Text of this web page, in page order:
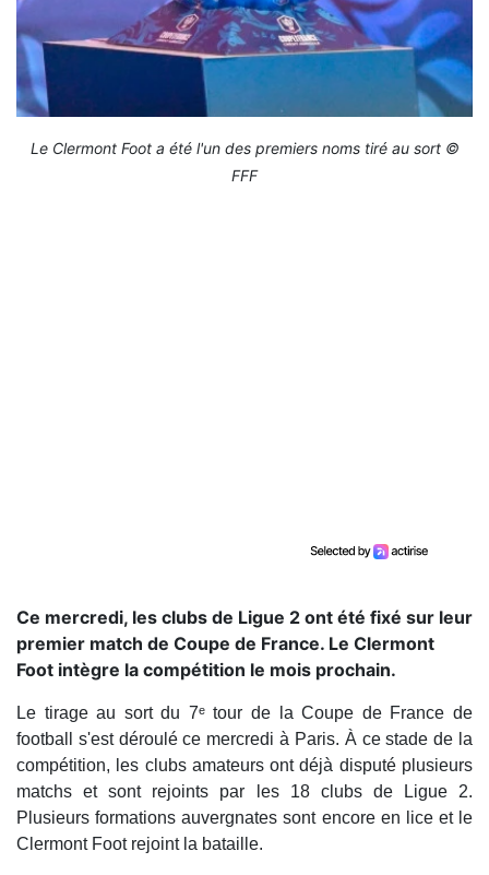
Le Clermont Foot a été l'un des premiers noms tiré au sort ©
FFF
Ce mercredi, les clubs de Ligue 2 ont été fixé sur leur
premier match de Coupe de France. Le Clermont
Foot intègre la compétition le mois prochain.
Le tirage au sort du 7ᵉ tour de la Coupe de France de
football s'est déroulé ce mercredi à Paris. À ce stade de la
compétition, les clubs amateurs ont déjà disputé plusieurs
matchs et sont rejoints par les 18 clubs de Ligue 2.
Plusieurs formations auvergnates sont encore en lice et le
Clermont Foot rejoint la bataille.